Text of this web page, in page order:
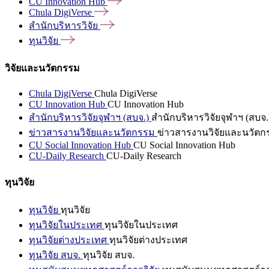
Chula DigiVerse
สำนักบริหารวิจัย
ทุนวิจัย
วิจัยและนวัตกรรม
Chula DigiVerse Chula DigiVerse
CU Innovation Hub CU Innovation Hub
สำนักบริหารวิจัยจุฬาฯ (สบจ.) สำนักบริหารวิจัยจุฬาฯ (สบจ
ข่าวสารงานวิจัยและนวัตกรรม ข่าวสารงานวิจัยและนวัตก
CU Social Innovation Hub CU Social Innovation Hub
CU-Daily Research CU-Daily Research
ทุนวิจัย
ทุนวิจัย ทุนวิจัย
ทุนวิจัยในประเทศ ทุนวิจัยในประเทศ
ทุนวิจัยต่างประเทศ ทุนวิจัยต่างประเทศ
ทุนวิจัย สบจ. ทุนวิจัย สบจ.